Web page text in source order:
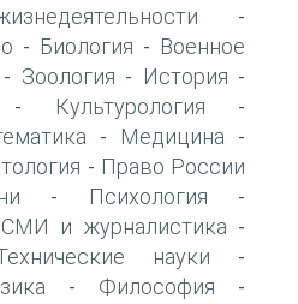
-
- Биология - Военное
- Зоология - История -
Культурология -
- Медицина -
- Право России
- Психология -
СМИ и журналистика -
науки -
- Философия -